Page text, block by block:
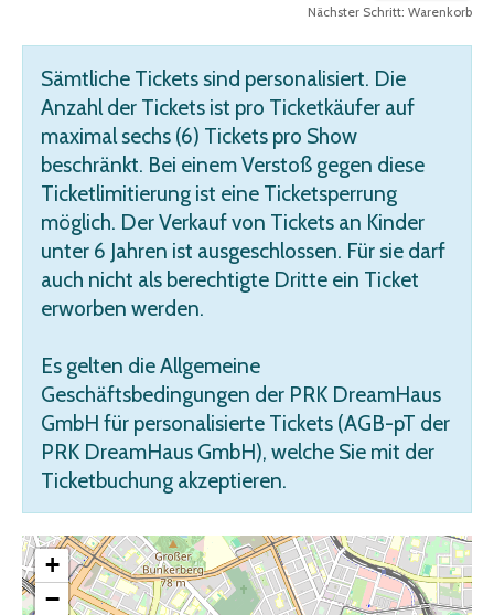
Nächster Schritt: Warenkorb
Sämtliche Tickets sind personalisiert. Die
Anzahl der Tickets ist pro Ticketkäufer auf
maximal sechs (6) Tickets pro Show
beschränkt. Bei einem Verstoß gegen diese
Ticketlimitierung ist eine Ticketsperrung
möglich. Der Verkauf von Tickets an Kinder
unter 6 Jahren ist ausgeschlossen. Für sie darf
auch nicht als berechtigte Dritte ein Ticket
erworben werden.
Es gelten die Allgemeine
Geschäftsbedingungen der PRK DreamHaus
GmbH für personalisierte Tickets (AGB-pT der
PRK DreamHaus GmbH), welche Sie mit der
Ticketbuchung akzeptieren.
+
−